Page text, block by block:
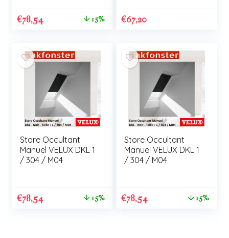
€78,54 15% €67,20
Store Occultant
Manuel VELUX DKL 1
/ 304 / M04
€78,54 15%
Store Occultant
Manuel VELUX DKL 1
/ 304 / M04
€78,54 15%